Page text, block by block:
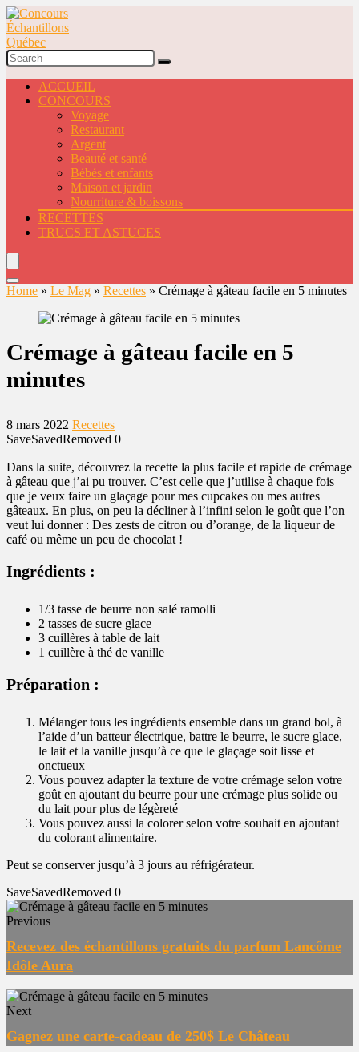
ACCUEIL
CONCOURS
Voyage
Restaurant
Argent
Beauté et santé
Bébés et enfants
Maison et jardin
Nourriture & boissons
RECETTES
TRUCS ET ASTUCES
Home » Le Mag » Recettes » Crémage à gâteau facile en 5 minutes
Crémage à gâteau facile en 5
minutes
8 mars 2022 Recettes
SaveSavedRemoved 0
Dans la suite, découvrez la recette la plus facile et rapide de crémage
à gâteau que j’ai pu trouver. C’est celle que j’utilise à chaque fois
que je veux faire un glaçage pour mes cupcakes ou mes autres
gâteaux. En plus, on peu la décliner à l’infini selon le goût que l’on
veut lui donner : Des zests de citron ou d’orange, de la liqueur de
café ou même un peu de chocolat !
Ingrédients :
1/3 tasse de beurre non salé ramolli
2 tasses de sucre glace
3 cuillères à table de lait
1 cuillère à thé de vanille
Préparation :
Mélanger tous les ingrédients ensemble dans un grand bol, à
l’aide d’un batteur électrique, battre le beurre, le sucre glace,
le lait et la vanille jusqu’à ce que le glaçage soit lisse et
onctueux
Vous pouvez adapter la texture de votre crémage selon votre
goût en ajoutant du beurre pour une crémage plus solide ou
du lait pour plus de légèreté
Vous pouvez aussi la colorer selon votre souhait en ajoutant
du colorant alimentaire.
Peut se conserver jusqu’à 3 jours au réfrigérateur.
SaveSavedRemoved 0
Previous
Recevez des échantillons gratuits du parfum Lancôme
Idôle Aura
Next
Gagnez une carte-cadeau de 250$ Le Château